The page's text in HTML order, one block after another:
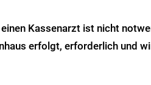
Kassenarzt ist nicht
erfolgt, erforderlich und